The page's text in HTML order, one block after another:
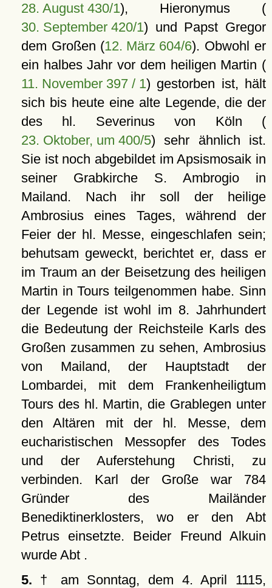
28. August 430/1), Hieronymus (
30. September 420/1) und Papst Gregor
dem Großen (12. März 604/6). Obwohl er
ein halbes Jahr vor dem heiligen Martin (
11. November 397 / 1) gestorben ist, hält
sich bis heute eine alte Legende, die der
des hl. Severinus von Köln (
23. Oktober, um 400/5) sehr ähnlich ist.
Sie ist noch abgebildet im Apsismosaik in
seiner Grabkirche S. Ambrogio in
Mailand. Nach ihr soll der heilige
Ambrosius eines Tages, während der
Feier der hl. Messe, eingeschlafen sein;
behutsam geweckt, berichtet er, dass er
im Traum an der Beisetzung des heiligen
Martin in Tours teilgenommen habe. Sinn
der Legende ist wohl im 8. Jahrhundert
die Bedeutung der Reichsteile Karls des
Großen zusammen zu sehen, Ambrosius
von Mailand, der Hauptstadt der
Lombardei, mit dem Frankenheiligtum
Tours des hl. Martin, die Grablegen unter
den Altären mit der hl. Messe, dem
eucharistischen Messopfer des Todes
und der Auferstehung Christi, zu
verbinden. Karl der Große war 784
Gründer des Mailänder
Benediktinerklosters, wo er den Abt
Petrus einsetzte. Beider Freund Alkuin
wurde Abt .
5. † am Sonntag, dem 4. April 1115,